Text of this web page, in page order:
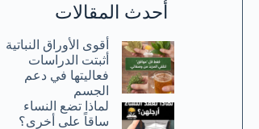
أحدث المقالات
أقوى الأوراق النباتية
أثبتت الدراسات
فعاليتها في دعم
الجسم
لماذا تضع النساء
ساقاً على أخرى؟